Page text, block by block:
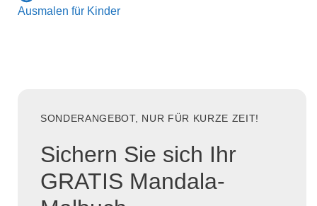
Ausmalen für Kinder
SONDERANGEBOT, NUR FÜR KURZE ZEIT!
Sichern Sie sich Ihr
GRATIS Mandala-